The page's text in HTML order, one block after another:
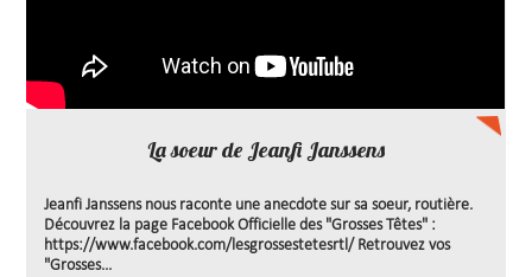
La soeur de Jeanfi Janssens
Jeanfi Janssens nous raconte une anecdote sur sa soeur, routière.
Découvrez la page Facebook Officielle des "Grosses Têtes" :
https://www.facebook.com/lesgrossestetesrtl/ Retrouvez vos
"Grosses...